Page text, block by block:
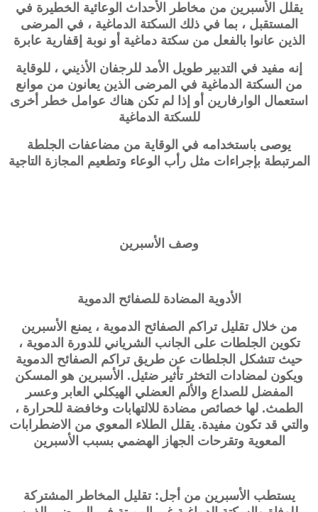
يقلل الأسبرين من مخاطر الأحداث الوعائية الخطيرة في
المستقبل ، بما في ذلك السكتة الدماغية ، في المرضى
الذين عانوا بالفعل من سكتة دماغية أو نوبة إقفارية عابرة
إنه مفيد في التدبير طويل الأمد للرجفان الأذيني ، للوقاية
من السكتة الدماغية في المرضى الذين يعانون من موانع
استعمال الوارفارين أو إذا لم تكن هناك عوامل خطر أخرى
للسكتة الدماغية
يوصى باستخدامه في الوقاية من مضاعفات الجلطة
المرتبطة بإجراءات مثل رأب الوعاء وتطعيم المجازة التاجية
وصف الأسبرين
الأدوية المضادة للصفائح الدموية
من خلال تقليل تراكم الصفائح الدموية ، يمنع الأسبرين
تكوين الجلطات على الجانب الشرياني للدورة الدموية ،
حيث تتشكل الجلطات عن طريق تراكم الصفائح الدموية
ويكون لمضادات التخثر تأثير ضئيل. الأسبرين هو المسكن
المفضل للصداع والألم العضلي الهيكلي العابر وعسر
الطمث. لها خصائص مضادة للالتهابات وخافضة للحرارة ،
والتي قد تكون مفيدة. يقلل الطلاء المعوي من الاضطرابات
المعوية وتقرحات الجهاز الهضمي بسبب الأسبرين
يستطب الأسبرين من أجل: تقليل المخاطر المشتركة